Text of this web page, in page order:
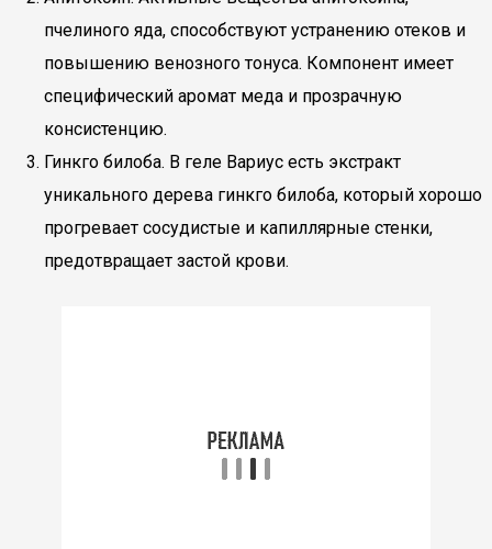
пчелиного яда, способствуют устранению отеков и
повышению венозного тонуса. Компонент имеет
специфический аромат меда и прозрачную
консистенцию.
Гинкго билоба. В геле Вариус есть экстракт
уникального дерева гинкго билоба, который хорошо
прогревает сосудистые и капиллярные стенки,
предотвращает застой крови.